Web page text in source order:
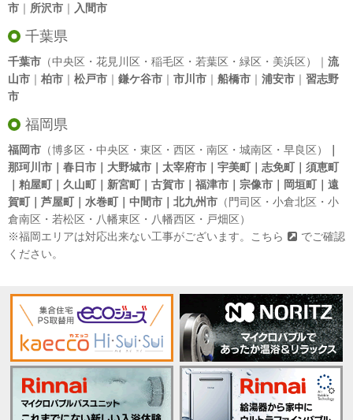
市 ｜ 所沢市 ｜ 入間市
千葉県
千葉市 （中央区・花見川区・稲毛区・若葉区・緑区・美浜区）｜ 流
山市 ｜ 柏市 ｜ 松戸市 ｜ 鎌ケ谷市 ｜ 市川市 ｜ 船橋市 ｜ 浦安市 ｜ 習志野
市
福岡県
福岡市 （博多区・中央区・東区・西区・南区・城南区・早良区）
那珂川市｜春日市｜大野城市｜太宰府市｜宇美町｜志免町｜須恵町
｜粕屋町｜久山町｜新宮町｜古賀市｜福津市｜宗像市｜岡垣町｜遠
賀町｜芦屋町｜水巻町｜中間市｜北九州市 （門司区・小倉北区・小
倉南区・若松区・八幡東区・八幡西区・戸畑区）
※福岡エリアは対応出来ない工事がございます。
こちら
でご確認
ください。